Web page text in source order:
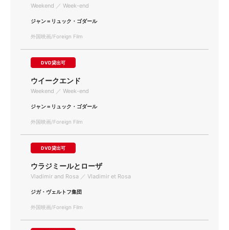
Weekend ／ Week-end
ジャン＝リュック・ゴダール
外国映画/Foreign Film
DVD貸出可
ウイークエンド
Weekend ／ Week-end
ジャン＝リュック・ゴダール
外国映画/Foreign Film
DVD貸出可
ウラジミールとローザ
Vladimir and Rosa ／ Vladimir et Rosa
ジガ・ヴェルトフ集団
外国映画/Foreign Film